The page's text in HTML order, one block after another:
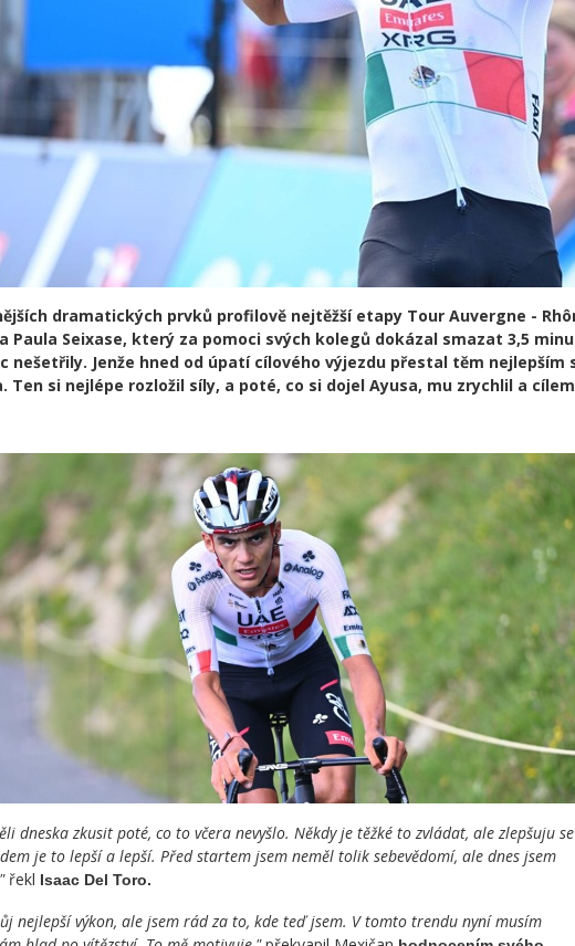
dramatických prvků profilově nejtěžší etapy Tour Auvergne -
Paula Seixase, který za pomoci svých kolegů dokázal smazat 3,5
nešetřily. Jenže hned od úpatí cílového výjezdu přestal těm
Ten si nejlépe rozložil síly, a poté, co si dojel Ayusa, mu zrychlil a
dneska zkusit poté, co to včera nevyšlo. Někdy je těžké to zvládat, ale zlepšuju se
je to lepší a lepší. Před startem jsem neměl tolik sebevědomí, ale dnes jsem
řekl Isaac Del Toro.
nejlepší výkon, ale jsem rád za to, kde teď jsem. V tomto trendu nyní musím